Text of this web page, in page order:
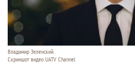
Владимир Зеленский.
Скриншот видео UATV Channel